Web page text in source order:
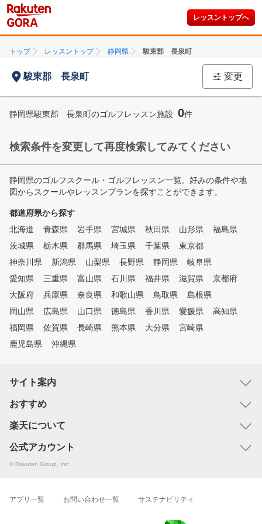
レッスントップへ
トップ レッスントップ 静岡県 駿東郡 長泉町
駿東郡 長泉町 変更
静岡県駿東郡 長泉町のゴルフレッスン施設 0件
検索条件を変更して再度検索してみてください
静岡県のゴルフスクール・ゴルフレッスン一覧。好みの条件や地
図からスクールやレッスンプランを探すことができます。
都道府県から探す
北海道
青森県 岩手県 宮城県 秋田県 山形県
福島県
茨城県
栃木県 群馬県 埼玉県 千葉県
東京都
神奈川県
新潟県 山梨県 長野県 静岡県
岐阜県
愛知県
三重県 富山県 石川県 福井県 滋賀県
京都府
大阪府
兵庫県 奈良県 和歌山県 鳥取県
島根県
岡山県
広島県 山口県 徳島県 香川県 愛媛県
高知県
福岡県
佐賀県 長崎県 熊本県 大分県
宮崎県
鹿児島県
沖縄県
サイト案内
おすすめ
楽天について
公式アカウント
© Rakuten Group, Inc.
アプリ一覧 お問い合わせ一覧 サステナビリティ